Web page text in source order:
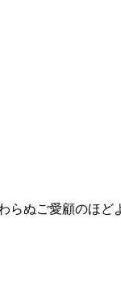
ぬご愛顧のほど